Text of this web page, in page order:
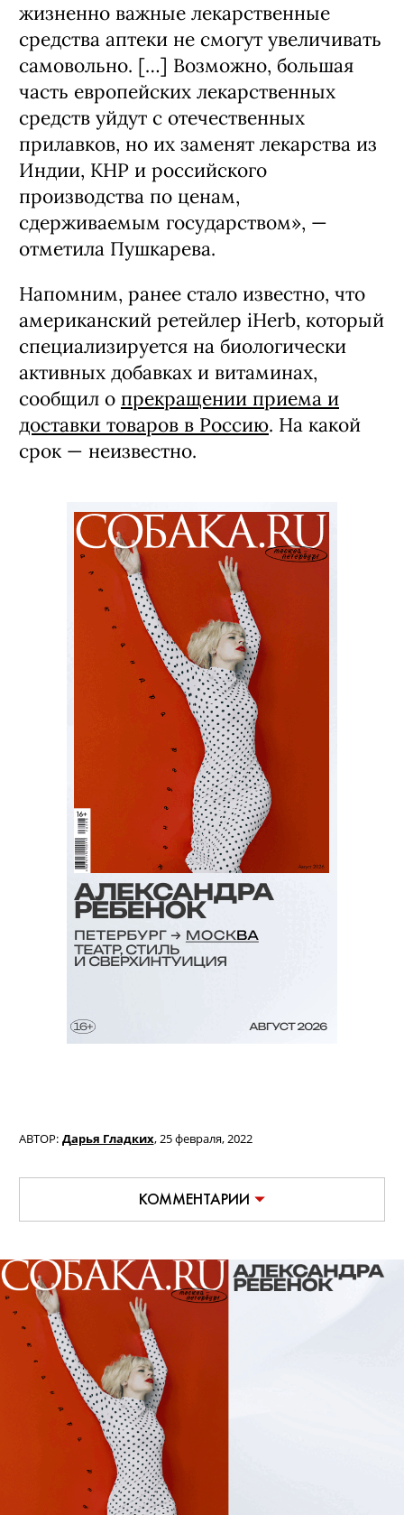
жизненно важные лекарственные
средства аптеки не смогут увеличивать
самовольно. […] Возможно, большая
часть европейских лекарственных
средств уйдут с отечественных
прилавков, но их заменят лекарства из
Индии, КНР и российского
производства по ценам,
сдерживаемым государством», —
отметила Пушкарева.
Напомним, ранее стало известно, что
американский ретейлер iHerb, который
специализируется на биологически
активных добавках и витаминах,
сообщил о прекращении приема и
доставки товаров в Россию. На какой
срок — неизвестно.
АВТОР: Дарья Гладких,25 февраля, 2022
КОММЕНТАРИИ